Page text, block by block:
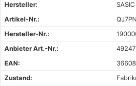
Hersteller:
SASIC
Artikel-Nr.:
Hersteller-Nr.:
Anbieter Art.-Nr.:
EAN:
Zustand: